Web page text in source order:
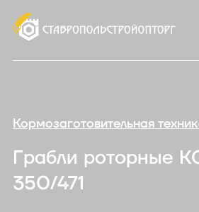
Кормозаготовительная
Грабли роторные
350/471